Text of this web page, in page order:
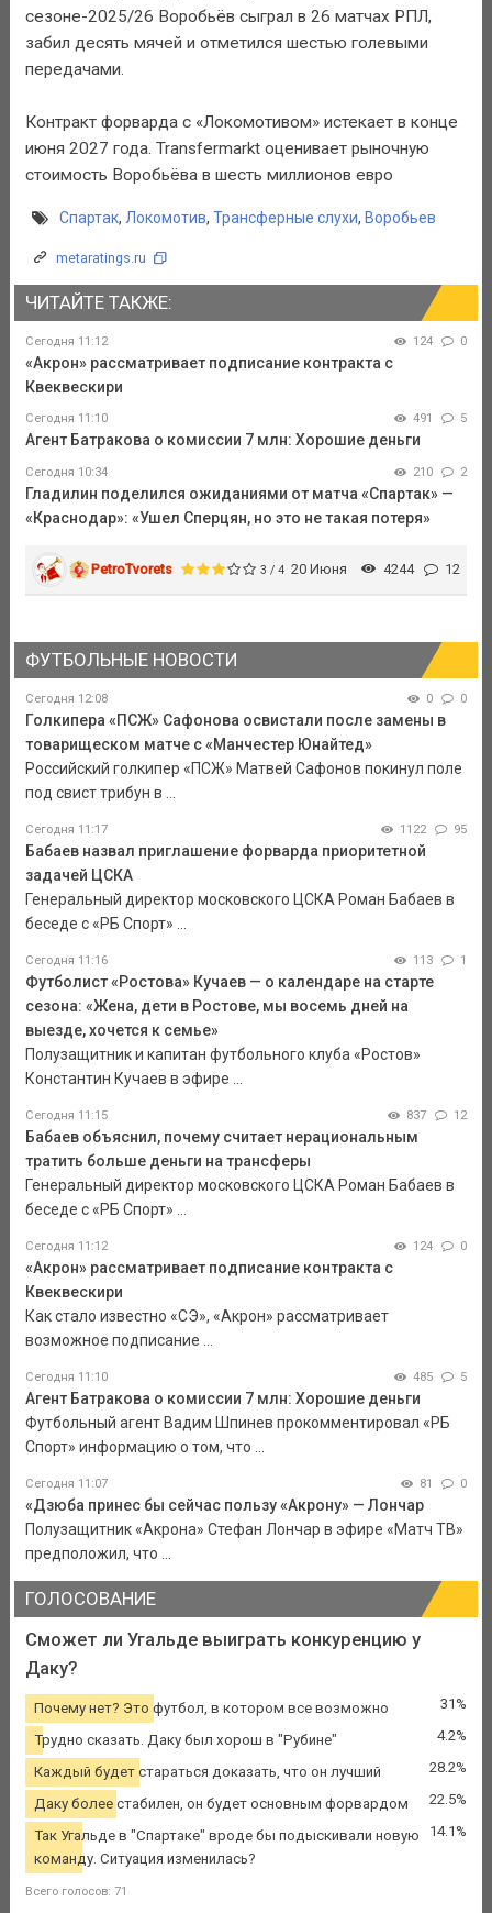
сезоне-2025/26 Воробьёв сыграл в 26 матчах РПЛ,
забил десять мячей и отметился шестью голевыми
передачами.
Контракт форварда с «Локомотивом» истекает в конце
июня 2027 года. Transfermarkt оценивает рыночную
стоимость Воробьёва в шесть миллионов евро
Спартак, Локомотив, Трансферные слухи, Воробьев
metaratings.ru
ЧИТАЙТЕ ТАКЖЕ:
Сегодня 11:12 124 0
«Акрон» рассматривает подписание контракта с
Квеквескири
Сегодня 11:10 491 5
Агент Батракова о комиссии 7 млн: Хорошие деньги
Сегодня 10:34 210 2
Гладилин поделился ожиданиями от матча «Спартак» —
«Краснодар»: «Ушел Сперцян, но это не такая потеря»
PetroTvorets 3 / 4 20 Июня 4244 12
ФУТБОЛЬНЫЕ НОВОСТИ
Сегодня 12:08 0 0
Голкипера «ПСЖ» Сафонова освистали после замены в
товарищеском матче с «Манчестер Юнайтед»
Российский голкипер «ПСЖ» Матвей Сафонов покинул поле
под свист трибун в ...
Сегодня 11:17 1122 95
Бабаев назвал приглашение форварда приоритетной
задачей ЦСКА
Генеральный директор московского ЦСКА Роман Бабаев в
беседе с «РБ Спорт» ...
Сегодня 11:16 113 1
Футболист «Ростова» Кучаев — о календаре на старте
сезона: «Жена, дети в Ростове, мы восемь дней на
выезде, хочется к семье»
Полузащитник и капитан футбольного клуба «Ростов»
Константин Кучаев в эфире ...
Сегодня 11:15 837 12
Бабаев объяснил, почему считает нерациональным
тратить больше деньги на трансферы
Генеральный директор московского ЦСКА Роман Бабаев в
беседе с «РБ Спорт» ...
Сегодня 11:12 124 0
«Акрон» рассматривает подписание контракта с
Квеквескири
Как стало известно «СЭ», «Акрон» рассматривает
возможное подписание ...
Сегодня 11:10 485 5
Агент Батракова о комиссии 7 млн: Хорошие деньги
Футбольный агент Вадим Шпинев прокомментировал «РБ
Спорт» информацию о том, что ...
Сегодня 11:07 81 0
«Дзюба принес бы сейчас пользу «Акрону» — Лончар
Полузащитник «Акрона» Стефан Лончар в эфире «Матч ТВ»
предположил, что ...
ГОЛОСОВАНИЕ
Сможет ли Угальде выиграть конкуренцию у
Даку?
Почему нет? Это футбол, в котором все возможно 31%
Трудно сказать. Даку был хорош в "Рубине" 4.2%
Каждый будет стараться доказать, что он лучший 28.2%
Даку более стабилен, он будет основным форвардом 22.5%
Так Угальде в "Спартаке" вроде бы подыскивали новую
команду. Ситуация изменилась?
14.1%
Всего голосов: 71